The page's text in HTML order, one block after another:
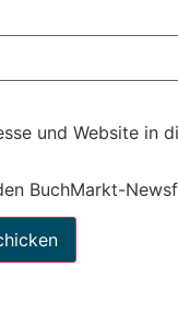
und Website in
BuchMarkt-